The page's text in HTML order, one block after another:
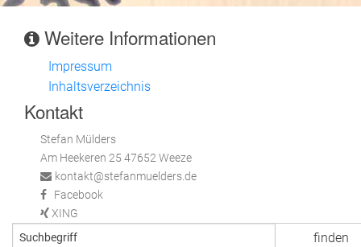
Weitere Informationen
Impressum
Inhaltsverzeichnis
Kontakt
Stefan Mülders
Am Heekeren 25 47652 Weeze
kontakt@stefanmuelders.de
Facebook
XING